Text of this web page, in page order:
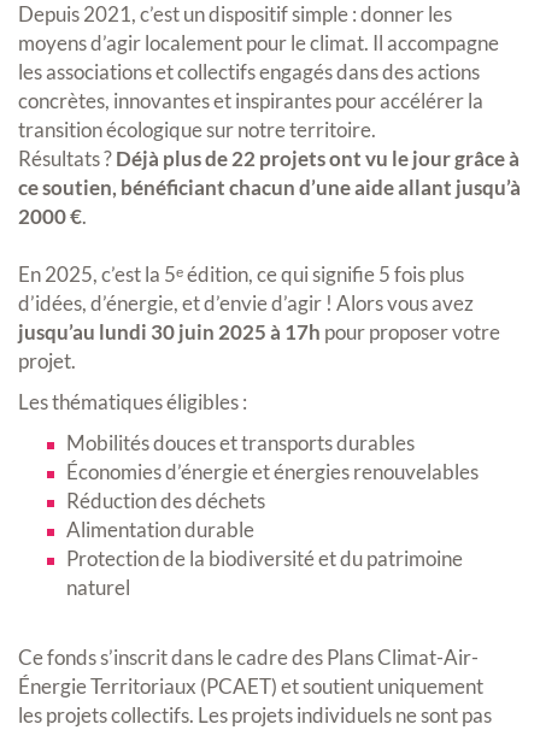
Depuis 2021, c’est un dispositif simple : donner les
moyens d’agir localement pour le climat. Il accompagne
les associations et collectifs engagés dans des actions
concrètes, innovantes et inspirantes pour accélérer la
transition écologique sur notre territoire.
Résultats ?Déjà plus de 22 projets ont vu le jour grâce à
ce soutien, bénéficiant chacun d’une aide allant jusqu’à
2000 €.
En 2025, c’est la 5ᵉ édition, ce qui signifie 5 fois plus
d’idées, d’énergie, et d’envie d’agir ! Alors vous avez
jusqu’au lundi 30 juin 2025 à 17h pour proposer votre
projet.
Les thématiques éligibles :
Mobilités douces et transports durables
Économies d’énergie et énergies renouvelables
Réduction des déchets
Alimentation durable
Protection de la biodiversité et du patrimoine
naturel
Ce fonds s’inscrit dans le cadre des Plans Climat-Air-
Énergie Territoriaux (PCAET) et soutient uniquement
les projets collectifs. Les projets individuels ne sont pas